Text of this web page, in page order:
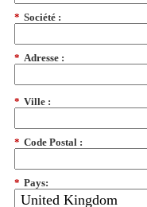
* Société :
* Adresse :
* Ville :
* Code Postal :
* Pays: